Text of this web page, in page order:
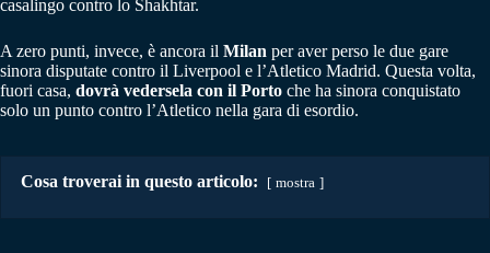
casalingo contro lo Shakhtar.
A zero punti, invece, è ancora il Milan per aver perso le due gare
sinora disputate contro il Liverpool e l’Atletico Madrid. Questa volta,
fuori casa, dovrà vedersela con il Porto che ha sinora conquistato
solo un punto contro l’Atletico nella gara di esordio.
Cosa troverai in questo articolo: mostra